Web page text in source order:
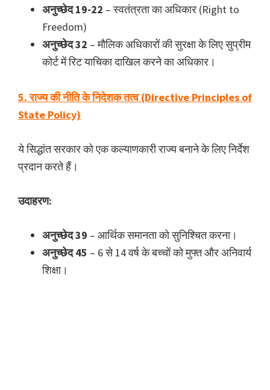
अनुच्छेद 19-22 – स्वतंत्रता का अधिकार (Right to
Freedom)
अनुच्छेद 32 – मौलिक अधिकारों की सुरक्षा के लिए सुप्रीम
कोर्ट में रिट याचिका दाखिल करने का अधिकार।
5. राज्य की नीति के निदेशक तत्व (Directive Principles of
State Policy)
ये सिद्धांत सरकार को एक कल्याणकारी राज्य बनाने के लिए निर्देश
प्रदान करते हैं।
उदाहरण:
अनुच्छेद 39 – आर्थिक समानता को सुनिश्चित करना।
अनुच्छेद 45 – 6 से 14 वर्ष के बच्चों को मुफ्त और अनिवार्य
शिक्षा।